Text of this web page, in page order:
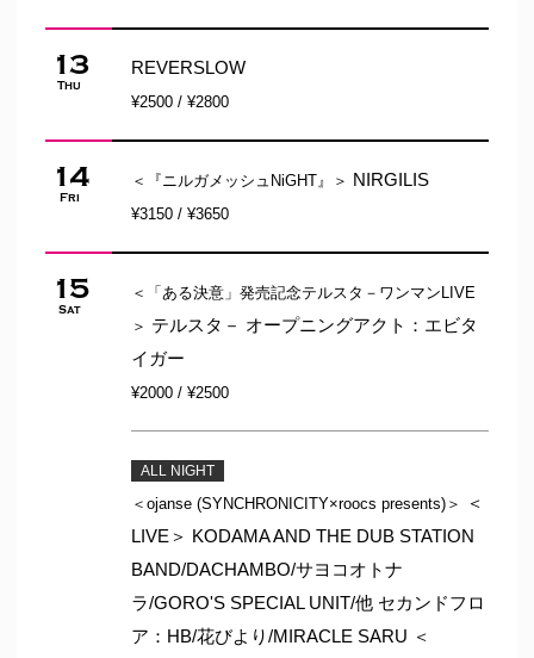
13
Thu
REVERSLOW
¥2500 / ¥2800
14
Fri
＜『ニルガメッシュNiGHT』＞ NIRGILIS
¥3150 / ¥3650
15
Sat
＜「ある決意」発売記念テルスタ－ワンマンLIVE
＞ テルスタ－ オープニングアクト：エビタ
イガー
¥2000 / ¥2500
ALL NIGHT
＜ojanse (SYNCHRONICITY×roocs presents)＞
＜
LIVE＞ KODAMA AND THE DUB STATION
BAND/DACHAMBO/サヨコオトナ
ラ/GORO'S SPECIAL UNIT/他 セカンドフロ
ア：HB/花びより/MIRACLE SARU ＜